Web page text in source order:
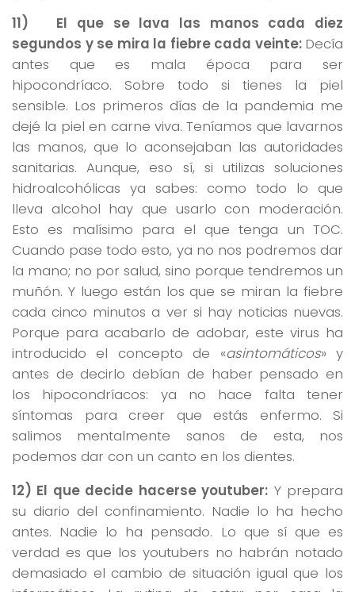
11) El que se lava las manos cada diez
segundos y se mira la fiebre cada veinte: Decía
antes que es mala época para ser
hipocondríaco. Sobre todo si tienes la piel
sensible. Los primeros días de la pandemia me
dejé la piel en carne viva. Teníamos que lavarnos
las manos, que lo aconsejaban las autoridades
sanitarias. Aunque, eso sí, si utilizas soluciones
hidroalcohólicas ya sabes: como todo lo que
lleva alcohol hay que usarlo con moderación.
Esto es malísimo para el que tenga un TOC.
Cuando pase todo esto, ya no nos podremos dar
la mano; no por salud, sino porque tendremos un
muñón. Y luego están los que se miran la fiebre
cada cinco minutos a ver si hay noticias nuevas.
Porque para acabarlo de adobar, este virus ha
introducido el concepto de «asintomáticos» y
antes de decirlo debían de haber pensado en
los hipocondríacos: ya no hace falta tener
síntomas para creer que estás enfermo. Si
salimos mentalmente sanos de esta, nos
podemos dar con un canto en los dientes.
12) El que decide hacerse youtuber: Y prepara
su diario del confinamiento. Nadie lo ha hecho
antes. Nadie lo ha pensado. Lo que sí que es
verdad es que los youtubers no habrán notado
demasiado el cambio de situación igual que los